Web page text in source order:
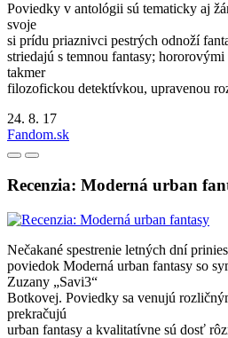
Poviedky v antológii sú tematicky aj
svoje
si prídu priaznivci pestrých odnoží
striedajú s temnou fantasy;
takmer
filozofickou detektívkou, upravenou
24. 8. 17
Fandom.sk
Recenzia: Moderná urban
Nečakané spestrenie letných dní
poviedok Moderná urban fantasy so
Zuzany „Savi3“
Botkovej. Poviedky sa venujú
prekračujú
urban fantasy a kvalitatívne sú dosť